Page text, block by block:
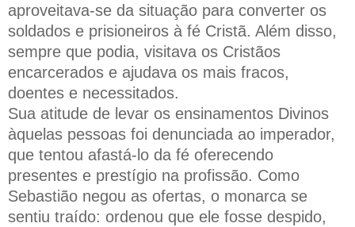
aproveitava-se da situação para converter os
soldados e prisioneiros à fé Cristã. Além disso,
sempre que podia, visitava os Cristãos
encarcerados e ajudava os mais fracos,
doentes e necessitados.
Sua atitude de levar os ensinamentos Divinos
àquelas pessoas foi denunciada ao imperador,
que tentou afastá-lo da fé oferecendo
presentes e prestígio na profissão. Como
Sebastião negou as ofertas, o monarca se
sentiu traído: ordenou que ele fosse despido,